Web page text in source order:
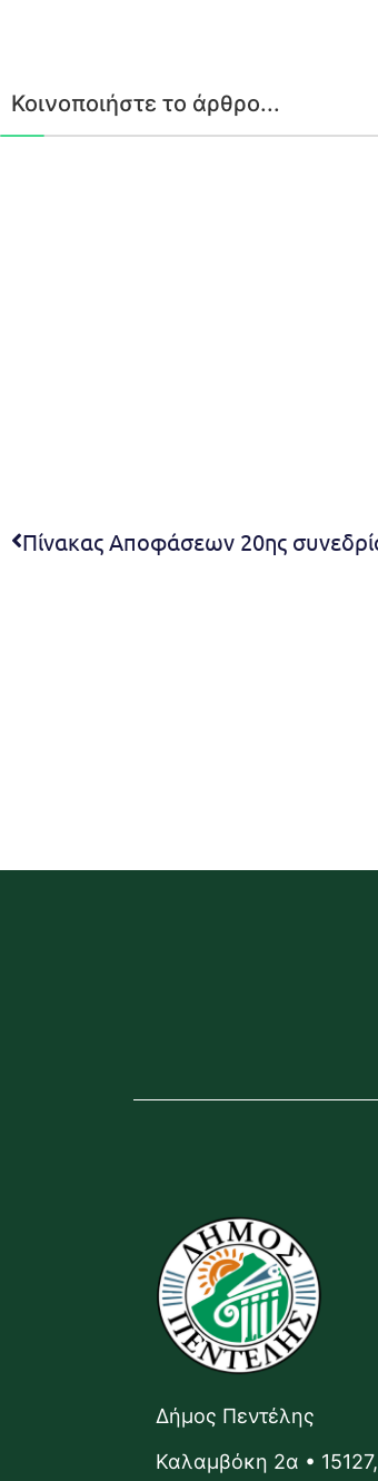
Κοινοποιήστε το άρθρο...
Δήμος Πεντέλης
Καλαμβόκη 2α • 15127,